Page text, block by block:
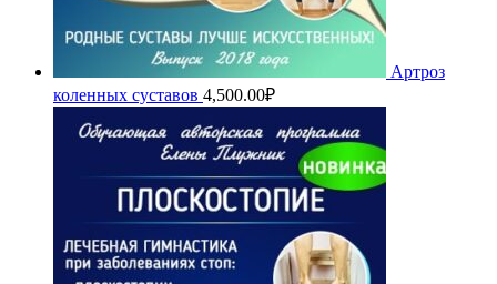
Артроз
коленных суставов 4,500.00₽